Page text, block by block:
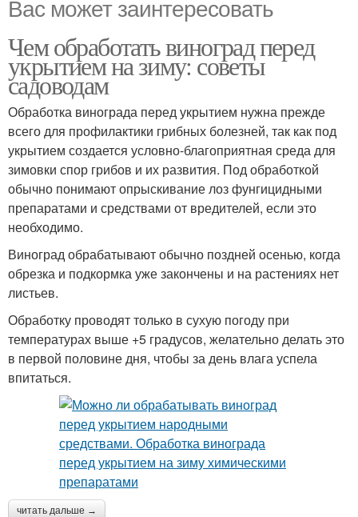
Вас может заинтересовать
Чем обработать виноград перед
укрытием на зиму: советы
садоводам
Обработка винограда перед укрытием нужна прежде
всего для профилактики грибных болезней, так как под
укрытием создается условно-благоприятная среда для
зимовки спор грибов и их развития. Под обработкой
обычно понимают опрыскивание лоз фунгицидными
препаратами и средствами от вредителей, если это
необходимо.
Виноград обрабатывают обычно поздней осенью, когда
обрезка и подкормка уже закончены и на растениях нет
листьев.
Обработку проводят только в сухую погоду при
температурах выше +5 градусов, желательно делать это
в первой половине дня, чтобы за день влага успела
впитаться.
читать дальше →